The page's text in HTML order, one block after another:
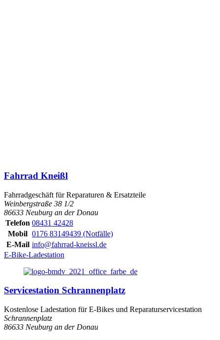
Fahrrad Kneißl
Fahrradgeschäft für Reparaturen & Ersatzteile
Weinbergstraße 38 1/2
86633 Neuburg an der Donau
Telefon 08431 42428
Mobil 0176 83149439 (Notfälle)
E-Mail info@fahrrad-kneissl.de
E-Bike-Ladestation
Servicestation Schrannenplatz
Kostenlose Ladestation für E-Bikes und Reparaturservicestation
Schrannenplatz
86633 Neuburg an der Donau